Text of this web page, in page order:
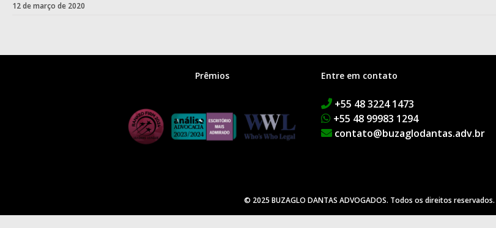
12 de março de 2020
Prêmios Entre em contato
+55 48 3224 1473
+55 48 99983 1294
contato@buzaglodantas.adv.br
© 2025 BUZAGLO DANTAS ADVOGADOS. Todos os direitos reservados.